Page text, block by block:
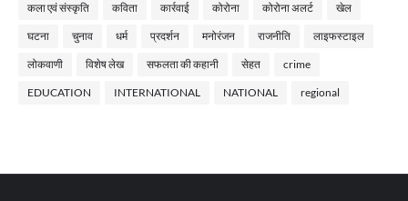
कला एवं संस्कृति कविता कार्रवाई कोरोना कोरोना अलर्ट खेल
घटना चुनाव धर्म प्रदर्शन मनोरंजन राजनीति लाइफस्टाइल
लोकवाणी विशेष लेख सफलता की कहानी सेहत crime
EDUCATION INTERNATIONAL NATIONAL regional